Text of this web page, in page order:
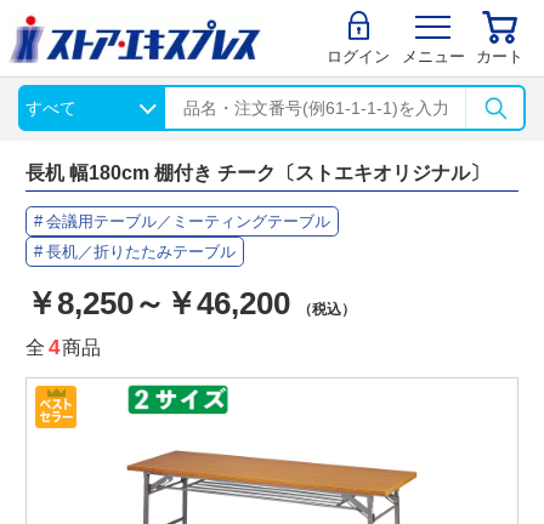
ログイン メニュー カート
長机 幅180cm 棚付き チーク〔ストエキオリジナル〕
会議用テーブル／ミーティングテーブル
長机／折りたたみテーブル
￥8,250～￥46,200 （税込）
全 4商品